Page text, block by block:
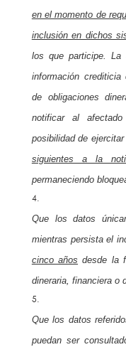
en el momento de
inclusión en dichos
los que participe. La
información
de obligaciones
notificar al
posibilidad de
siguientes a la
permaneciendo
Que los datos
mientras persista el
cinco años desde la
dineraria, financiera o
Que los datos
puedan ser